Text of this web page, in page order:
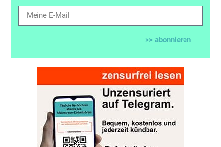
>> abonnieren